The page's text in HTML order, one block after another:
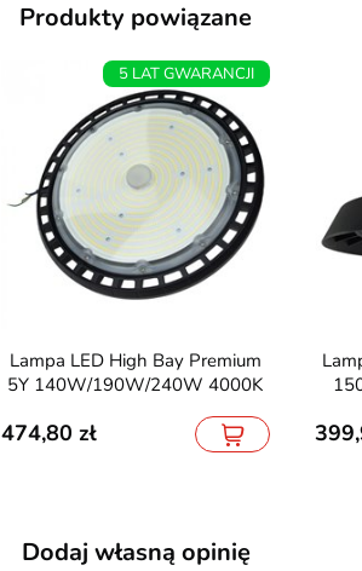
Produkty powiązane
5 LAT GWARANCJI
Lampa LED High Bay Premium
5Y 140W/190W/240W 4000K
474,80
Lampa High Bay UFO LED FSP
Dodaj własną opinię